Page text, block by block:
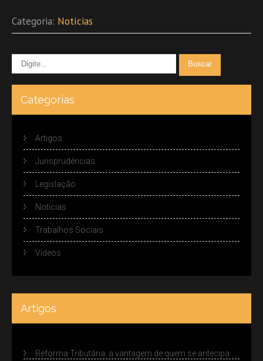
Categoria: Notícias
Categorias
Artigos
Jurisprudências
Legislação
Notícias
Trabalhos Sociais
Vídeos
Artigos
Reforma Tributária: a vantagem de quem se antecipa